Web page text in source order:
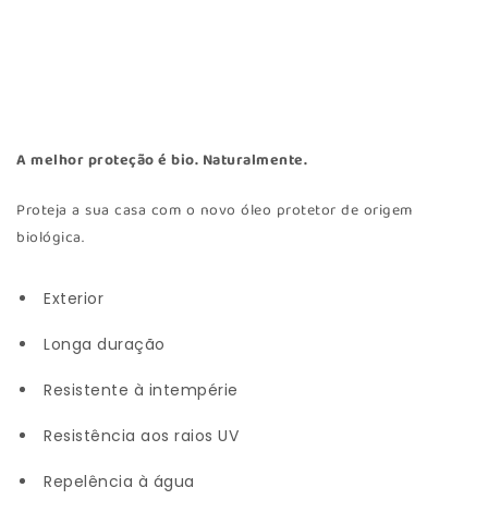
A melhor proteção é bio. Naturalmente.
Proteja a sua casa com o novo óleo protetor de origem
biológica.
Exterior
Longa duração
Resistente à intempérie
Resistência aos raios UV
Repelência à água